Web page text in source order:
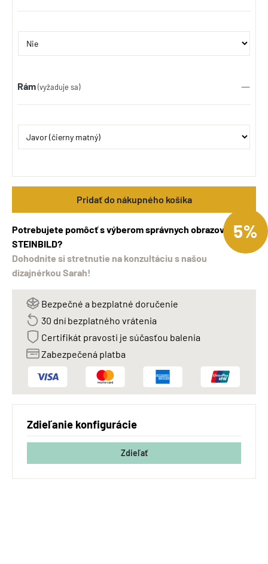
Rám(vyžaduje sa)
Pridať do nákupného košíka
Potrebujete pomôcť s výberom správnych obrazov
STEINBILD?
Dohodnite si stretnutie na konzultáciu s našou
dizajnérkou Sarah!
Bezpečné a bezplatné doručenie
30 dní bezplatného vrátenia
Certifikát pravosti je súčasťou balenia
Zabezpečená platba
Zdieľanie konfigurácie
Zdieľať
5%